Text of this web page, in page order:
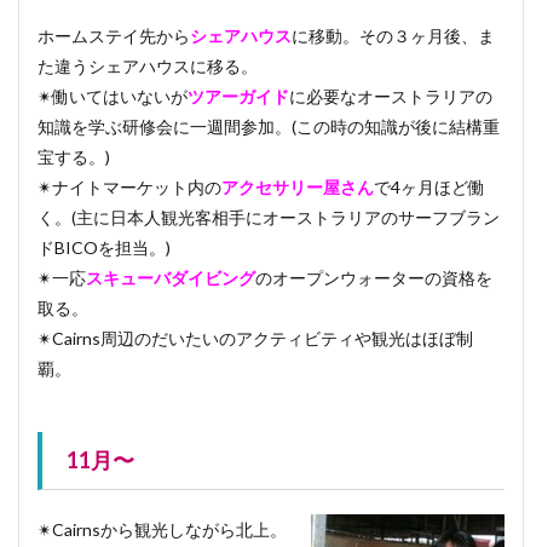
ホームステイ先からシェアハウスに移動。その３ヶ月後、ま
た違うシェアハウスに移る。
✴︎働いてはいないがツアーガイドに必要なオーストラリアの
知識を学ぶ研修会に一週間参加。(この時の知識が後に結構重
宝する。)
✴︎ナイトマーケット内のアクセサリー屋さんで4ヶ月ほど働
く。(主に日本人観光客相手にオーストラリアのサーフブラン
ドBICOを担当。)
✴︎一応スキューバダイビングのオープンウォーターの資格を
取る。
✴︎Cairns周辺のだいたいのアクティビティや観光はほぼ制
覇。
11月〜
✴︎Cairnsから観光しながら北上。